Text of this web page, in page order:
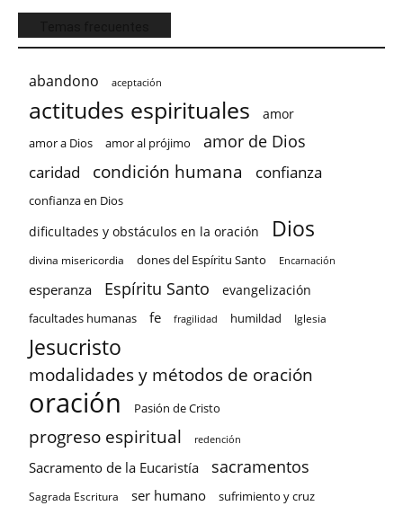
abandono aceptación
actitudes espirituales amor
amor a Dios amor al prójimo amor de Dios
caridad condición humana confianza
confianza en Dios
dificultades y obstáculos en la oración Dios
divina misericordia dones del Espíritu Santo Encarnación
esperanza Espíritu Santo evangelización
facultades humanas fe fragilidad humildad Iglesia
Jesucristo
modalidades y métodos de oración
oración Pasión de Cristo
progreso espiritual redención
Sacramento de la Eucaristía sacramentos
Sagrada Escritura ser humano sufrimiento y cruz